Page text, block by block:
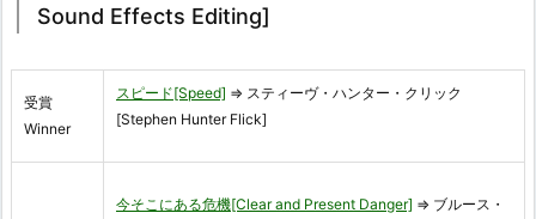
Sound Effects Editing]
受賞
Winner
スピード[Speed] ⇒ スティーヴ・ハンター・クリック
[Stephen Hunter Flick]
今そこにある危機[Clear and Present Danger] ⇒ ブルース・